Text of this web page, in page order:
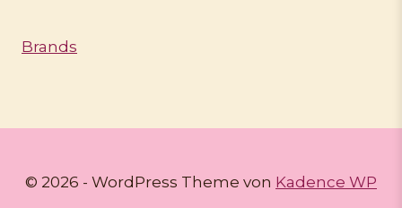
Brands
© 2026 - WordPress Theme von Kadence WP